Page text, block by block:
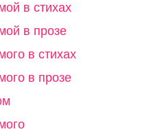
в стихах
в прозе
в стихах
в прозе